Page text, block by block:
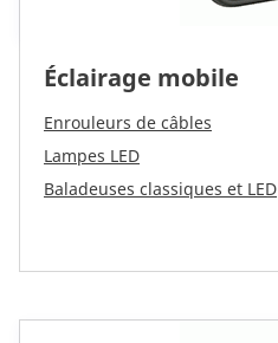
Éclairage mobile
Enrouleurs de câbles
Lampes LED
Baladeuses classiques et LED